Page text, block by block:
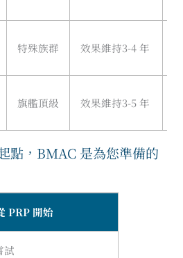
特殊族群 效果維持3-4 年
旗艦頂級 效果維持3-5 年
點，BMAC 是為您準備的
PRP 開始
試